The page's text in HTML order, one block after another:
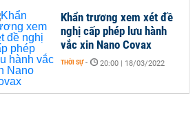
Khẩn trương xem xét đề
nghị cấp phép lưu hành
vắc xin Nano Covax
THỜI SỰ - 20:00 | 18/03/2022